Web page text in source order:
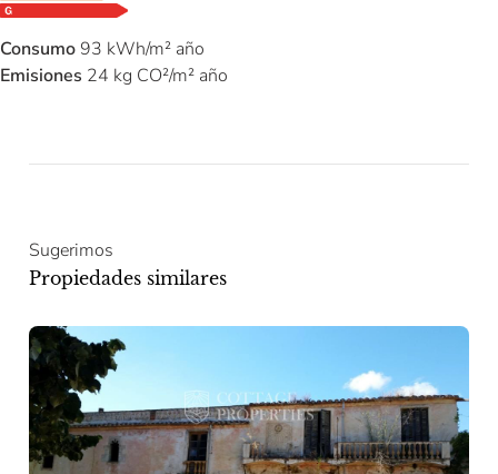
Consumo 93 kWh/m² año
Emisiones 24 kg CO²/m² año
Sugerimos
Propiedades similares